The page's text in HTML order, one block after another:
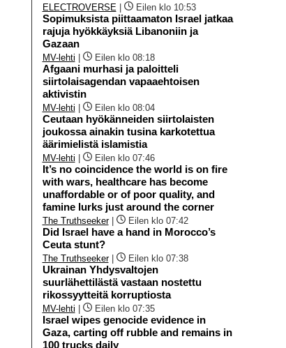
ELECTROVERSE Eilen klo 10:53
Sopimuksista piittaamaton Israel jatkaa
rajuja hyökkäyksiä Libanoniin ja
Gazaan
MV-lehti Eilen klo 08:18
Afgaani murhasi ja paloitteli
siirtolaisagendan vapaaehtoisen
aktivistin
MV-lehti Eilen klo 08:04
Ceutaan hyökänneiden siirtolaisten
joukossa ainakin tusina karkotettua
äärimielistä islamistia
MV-lehti Eilen klo 07:46
It’s no coincidence the world is on fire
with wars, healthcare has become
unaffordable or of poor quality, and
famine lurks just around the corner
The Truthseeker| Eilen klo 07:42
Did Israel have a hand in Morocco’s
Ceuta stunt?
The Truthseeker| Eilen klo 07:38
Ukrainan Yhdysvaltojen
suurlähettilästä vastaan nostettu
rikossyytteitä korruptiosta
MV-lehti Eilen klo 07:35
Israel wipes genocide evidence in
Gaza, carting off rubble and remains in
100 trucks daily